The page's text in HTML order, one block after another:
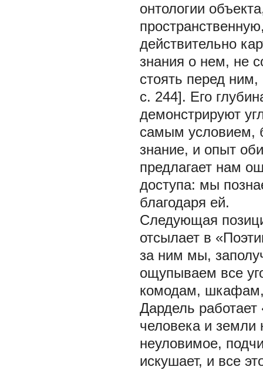
онтологии
действительно
знания о нем, не
стоять перед ним,
c. 244]. Его
демонстрируют
самым условием,
знание, и опыт
предлагает нам
доступа: мы
благодаря ей.
Следующая
отсылает в
за ним мы,
ощупываем все
комодам,
Дардель работает
человека и
неуловимое,
искушает, и все